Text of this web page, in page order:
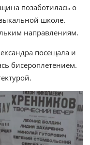
позаботилась о
школе.
направлениям.
посещала и
бисероплетением.